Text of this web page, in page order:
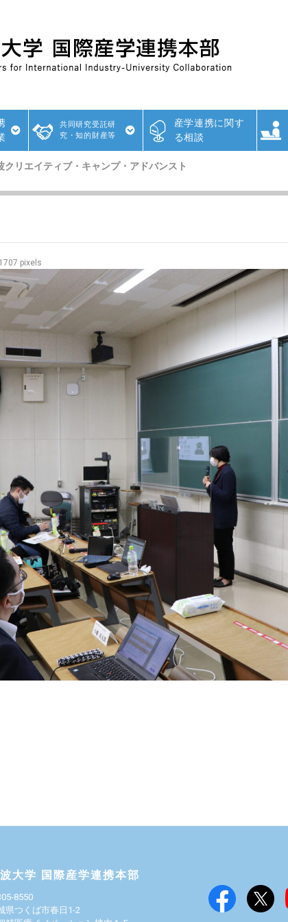
共同研究受託研
究・知的財産等
産学連携に関す
る相談
リエイティブ・キャンプ・アドバンスト
pixels
大学 国際産学連携本部
8550
県つくば市春日1-2